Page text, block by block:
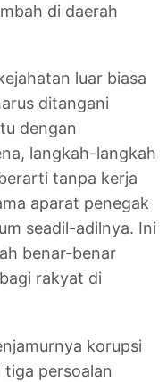
di daerah
luar biasa
ditangani
dengan
langkah-langkah
tanpa kerja
aparat penegak
seadil-adilnya. Ini
benar-benar
rakyat di
korupsi
tiga persoalan